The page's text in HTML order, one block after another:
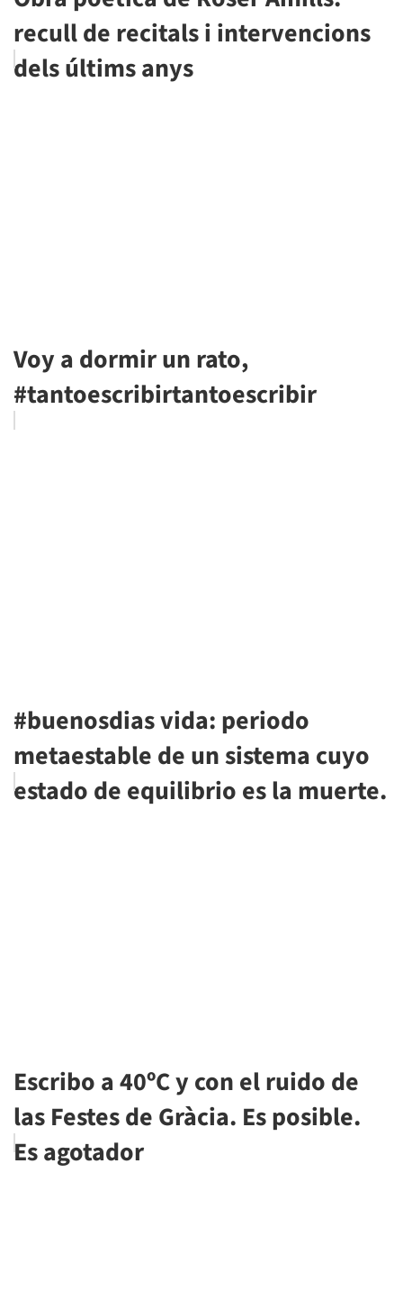
recull de recitals i intervencions
dels últims anys
Voy a dormir un rato,
#tantoescribirtantoescribir
#buenosdias vida: periodo
metaestable de un sistema cuyo
estado de equilibrio es la muerte.
Escribo a 40ºC y con el ruido de
las Festes de Gràcia. Es posible.
Es agotador